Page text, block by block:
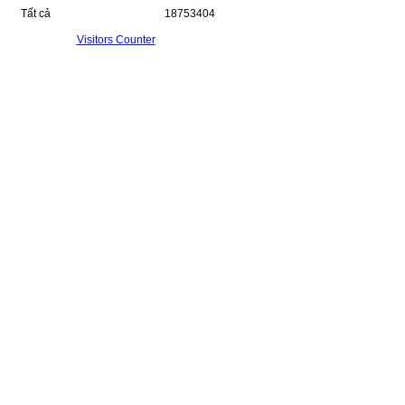
Tất cả 18753404
Visitors Counter